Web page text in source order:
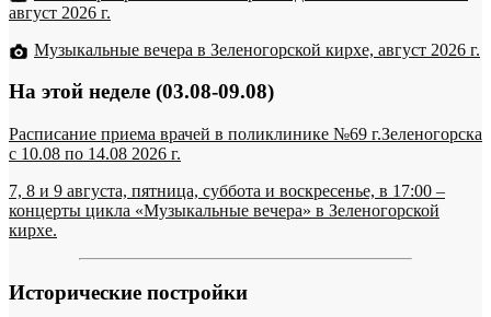
август 2026 г.
Музыкальные вечера в Зеленогорской кирхе, август 2026 г.
На этой неделе (03.08-09.08)
Расписание приема врачей в поликлинике №69 г.Зеленогорска
c 10.08 по 14.08 2026 г.
7, 8 и 9 августа, пятница, суббота и воскресенье, в 17:00 –
концерты цикла «Музыкальные вечера» в Зеленогорской
кирхе.
Исторические постройки